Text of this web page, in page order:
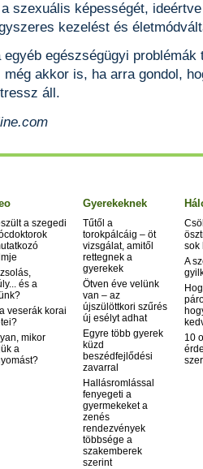
szexuális képességét,
kezelést és
egészségügyi problémák
akkor is, ha arra gondol,
áll.
a szegedi
és a
veserák korai
mikor
a
Gyerekeknek
Tűtől a
torokpálcáig – öt
vizsgálat, amitől
rettegnek a
gyerekek
Ötven éve velünk
van – az
újszülöttkori szűrés
új esélyt adhat
Egyre több gyerek
küzd
beszédfejlődési
zavarral
Hallásromlással
fenyegeti a
gyermekeket a
zenés
rendezvények
többsége a
szakemberek
szerint
sok
A
10